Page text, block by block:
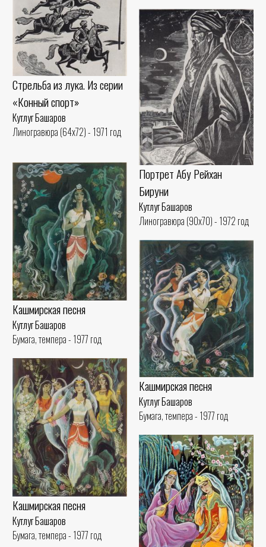
Стрельба из лука. Из серии
«Конный спорт»
Кутлуг Башаров
Линогравюра (64x72) - 1971 год
Портрет Абу Рейхан
Бируни
Кутлуг Башаров
Линогравюра (90x70) - 1972 год
Кашмирская песня
Кутлуг Башаров
Бумага, темпера - 1977 год
Кашмирская песня
Кутлуг Башаров
Бумага, темпера - 1977 год
Кашмирская песня
Кутлуг Башаров
Бумага, темпера - 1977 год